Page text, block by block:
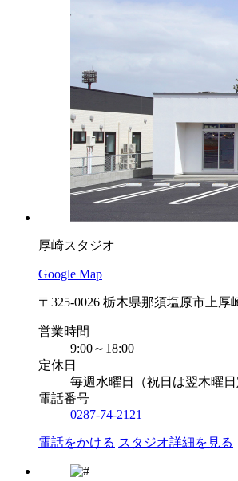
厚崎スタジオ
Google Map
〒325-0026 栃木県那須塩原市上厚
営業時間
9:00～18:00
定休日
毎週水曜日（祝日は翌木曜日
電話番号
0287-74-2121
電話をかける スタジオ詳細を見る